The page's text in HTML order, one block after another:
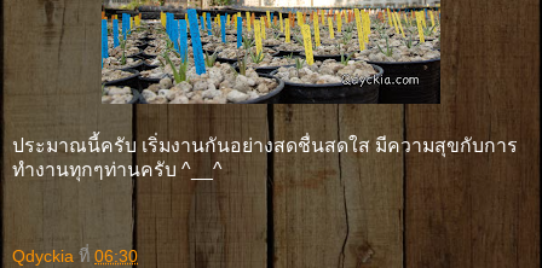
ประมาณนี้ครับ เริ่มงานกันอย่างสดชื่นสดใส มีความสุขกับการ
ทำงานทุกๆท่านครับ ^__^
Qdyckia ที่ 06:30